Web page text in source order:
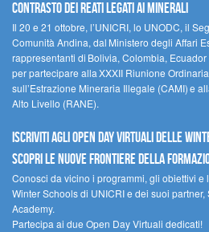
contrasto dei reati legati ai minerali
Il 20 e 21 ottobre, l’UNICRI, lo UNODC, il
Comunità Andina, dal Ministero degli Affari
rappresentanti di Bolivia, Colombia,
per partecipare alla XXXII Riunione
sull’Estrazione Mineraria Illegale (CAMI) e
Alto Livello (RANE).
Iscriviti agli Open Day Virtuali delle
scopri le nuove frontiere della
Conosci da vicino i programmi, gli obiettivi e
Winter Schools di UNICRI e dei suoi partner,
Academy.
Partecipa ai due Open Day Virtuali dedicati!